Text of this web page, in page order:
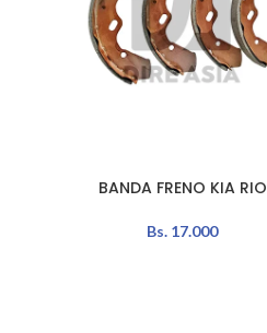
AÑADIR AL CARRITO
BANDA FRENO KIA RIO
Bs. 17.000